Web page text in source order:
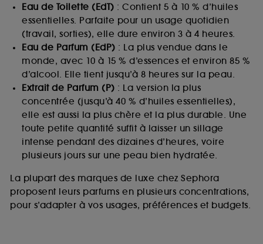
Eau de Toilette (EdT) : Contient 5 à 10 % d’huiles
essentielles. Parfaite pour un usage quotidien
(travail, sorties), elle dure environ 3 à 4 heures.
Eau de Parfum (EdP) : La plus vendue dans le
monde, avec 10 à 15 % d’essences et environ 85 %
d’alcool. Elle tient jusqu’à 8 heures sur la peau.
Extrait de Parfum (P) : La version la plus
concentrée (jusqu’à 40 % d’huiles essentielles),
elle est aussi la plus chère et la plus durable. Une
toute petite quantité suffit à laisser un sillage
intense pendant des dizaines d’heures, voire
plusieurs jours sur une peau bien hydratée.
La plupart des marques de luxe chez Sephora
proposent leurs parfums en plusieurs concentrations,
pour s’adapter à vos usages, préférences et budgets.